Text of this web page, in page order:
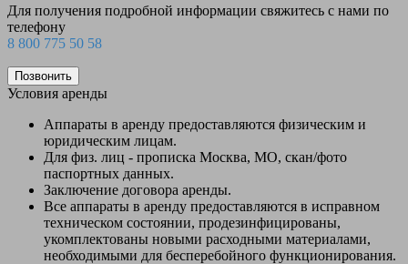
Для получения подробной информации свяжитесь с нами по
телефону
8 800 775 50 58
Позвонить
Условия аренды
Аппараты в аренду предоставляются физическим и
юридическим лицам.
Для физ. лиц - прописка Москва, МО, скан/фото
паспортных данных.
Заключение договора аренды.
Все аппараты в аренду предоставляются в исправном
техническом состоянии, продезинфицированы,
укомплектованы новыми расходными материалами,
необходимыми для бесперебойного функционирования.